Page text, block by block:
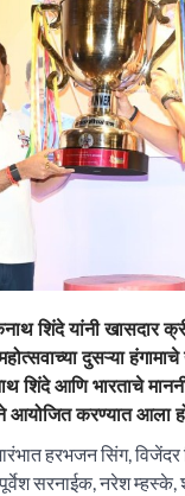
शिंदे यांनी खासदार
दुसऱ्या
शिंदे आणि भारताचे
आयोजित करण्यात आला
हरभजन सिंग, विजेंदर
सरनाईक, नरेश
“वोकल फॉर लोकल” से “लोकल
City uday August
सोलर एनर्जी वेंडर्स एसोसिएशन
परियोजनाओं की बाधाओं को दूर
और एमएनआरई के उच्च
City uday August
₹227 करोड़ का ‘टेबल एजेंडा
भ्रष्टाचार, तानाशाही और
सबूत : एच.एस. लक्की